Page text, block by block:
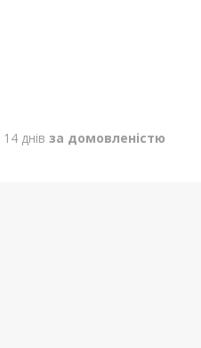
днів за домовленістю